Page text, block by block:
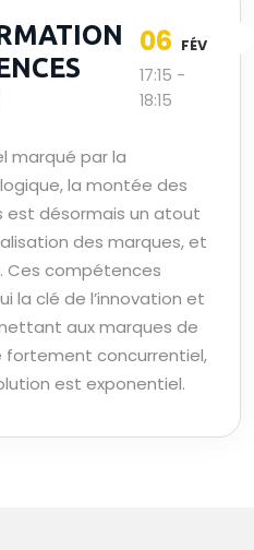
06 FÉV
17:15 -
18:15
marqué par la
la montée des
désormais un atout
des marques, et
Ces compétences
la clé de l’innovation et
aux marques de
fortement concurrentiel,
est exponentiel.